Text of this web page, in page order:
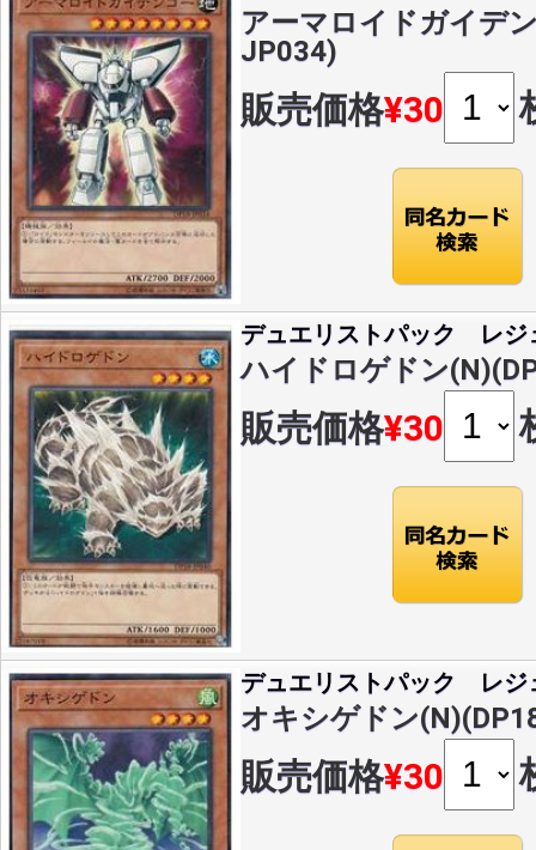
アーマロイドガイデ
JP034)
販売価格¥30
デュエリストパック レジ
ハイドロゲドン
販売価格¥30
デュエリストパック レジ
オキシゲドン
販売価格¥30